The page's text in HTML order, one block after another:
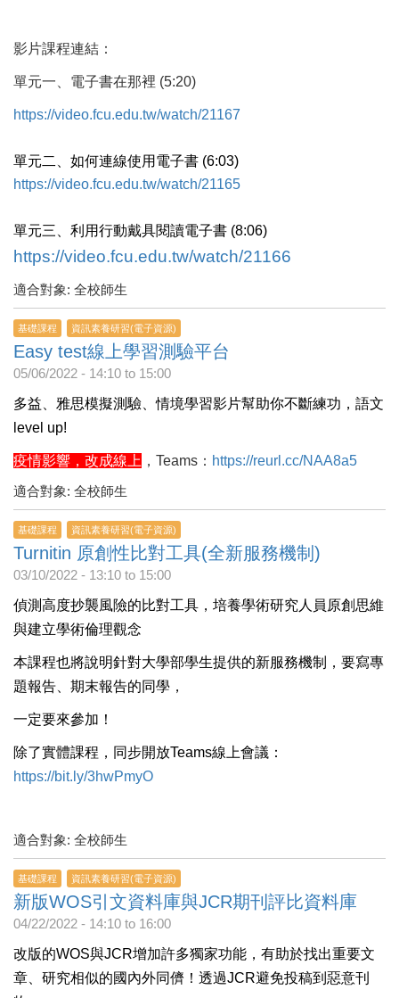
影片課程連結：
單元一、電子書在那裡 (5:20)
https://video.fcu.edu.tw/watch/21167
單元二、如何連線使用電子書 (6:03)
https://video.fcu.edu.tw/watch/21165
單元三、利用行動戴具閱讀電子書 (8:06)
https://video.fcu.edu.tw/watch/21166
適合對象: 全校師生
基礎課程 資訊素養研習(電子資源)
Easy test線上學習測驗平台
05/06/2022 - 14:10 to 15:00
多益、雅思模擬測驗、情境學習影片幫助你不斷練功，語文
level up!
疫情影響，改成線上 ，Teams： https://reurl.cc/NAA8a5
適合對象: 全校師生
基礎課程 資訊素養研習(電子資源)
Turnitin 原創性比對工具(全新服務機制)
03/10/2022 - 13:10 to 15:00
偵測高度抄襲風險的比對工具，培養學術研究人員原創思維
與建立學術倫理觀念
本課程也將說明針對大學部學生提供的新服務機制，要寫專
題報告、期末報告的同學，
一定要來參加！
除了實體課程，同步開放Teams線上會議：
https://bit.ly/3hwPmyO
適合對象: 全校師生
基礎課程 資訊素養研習(電子資源)
新版WOS引文資料庫與JCR期刊評比資料庫
04/22/2022 - 14:10 to 16:00
改版的WOS與JCR增加許多獨家功能，有助於找出重要文
章、研究相似的國內外同儕！透過JCR避免投稿到惡意刊